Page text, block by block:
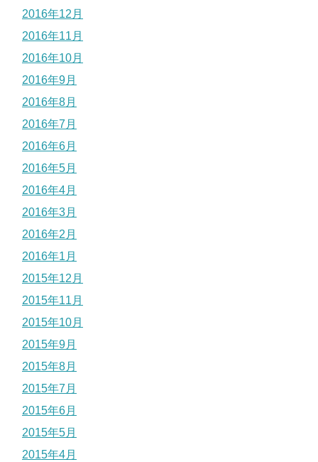
2016年12月
2016年11月
2016年10月
2016年9月
2016年8月
2016年7月
2016年6月
2016年5月
2016年4月
2016年3月
2016年2月
2016年1月
2015年12月
2015年11月
2015年10月
2015年9月
2015年8月
2015年7月
2015年6月
2015年5月
2015年4月